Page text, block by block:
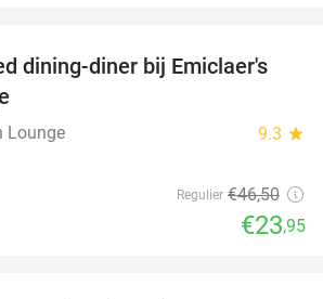
48%
dining-diner bij Emiclaer's
Lounge 9.3 star
Regulier €46,50
€23,95